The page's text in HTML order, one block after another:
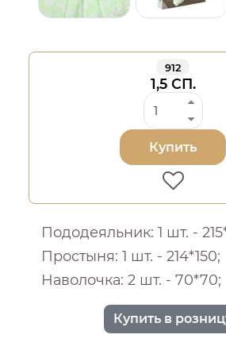
912
1,5 СП.
Купить
Пододеяльник: 1 шт. -
Простыня: 1 шт. - 214*150;
Наволочка: 2 шт. - 70*70;
Купить в